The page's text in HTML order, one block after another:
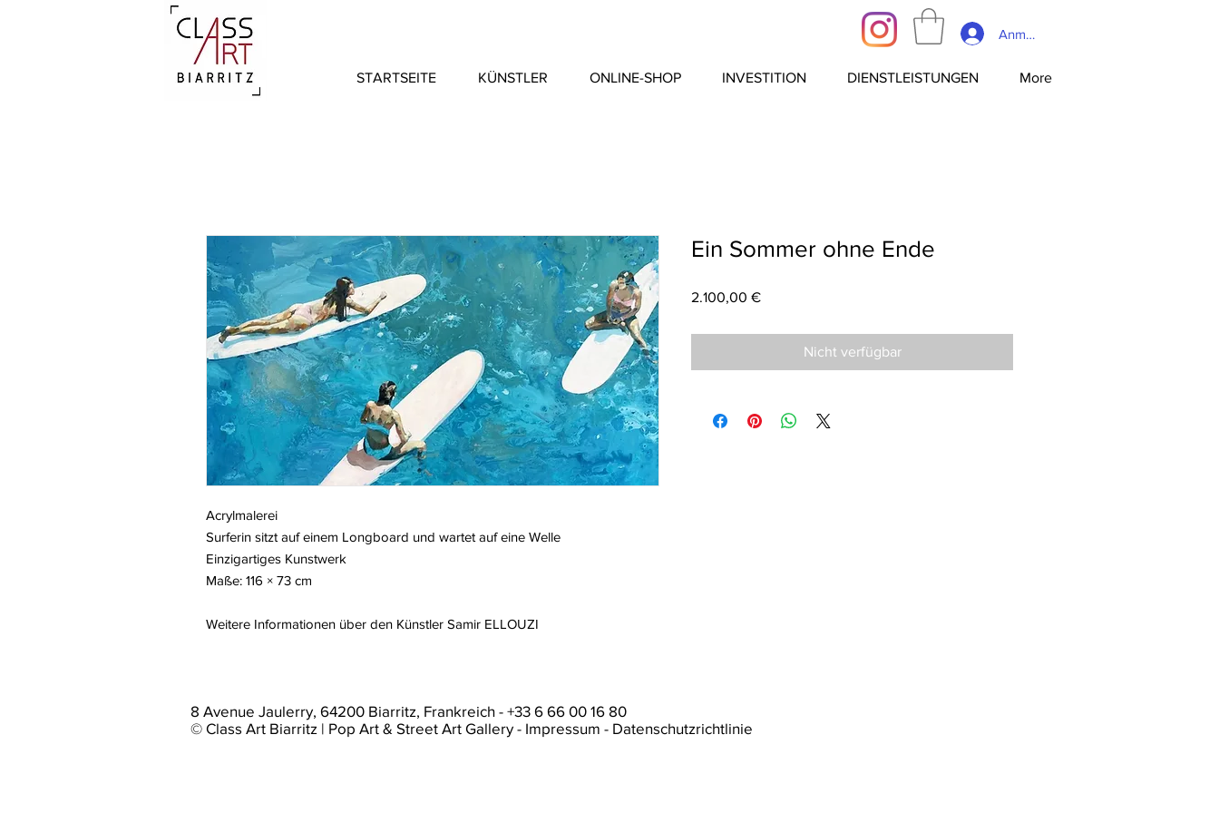
Anmelden
STARTSEITE KÜNSTLER ONLINE-SHOP INVESTITION DIENSTLEISTUNGEN More
Acrylmalerei
Surferin sitzt auf einem Longboard und wartet auf eine Welle
Einzigartiges Kunstwerk
Maße: 116 × 73 cm
Weitere Informationen über den Künstler Samir ELLOUZI
Ein Sommer ohne Ende
2.100,00 €Preis
Nicht verfügbar
8 Avenue Jaulerry, 64200 Biarritz, Frankreich - +33 6 66 00 16 80
© Class Art Biarritz | Pop Art & Street Art Gallery - Impressum - Datenschutzrichtlinie